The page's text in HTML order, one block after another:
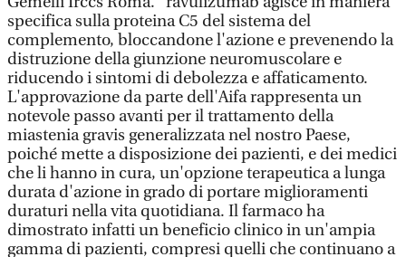
specifica sulla proteina C5 del sistema del
complemento, bloccandone l'azione e prevenendo la
distruzione della giunzione neuromuscolare e
riducendo i sintomi di debolezza e affaticamento.
L'approvazione da parte dell'Aifa rappresenta un
notevole passo avanti per il trattamento della
miastenia gravis generalizzata nel nostro Paese,
poiché mette a disposizione dei pazienti, e dei medici
che li hanno in cura, un'opzione terapeutica a lunga
durata d'azione in grado di portare miglioramenti
duraturi nella vita quotidiana. Il farmaco ha
dimostrato infatti un beneficio clinico in un'ampia
gamma di pazienti, compresi quelli che continuano a